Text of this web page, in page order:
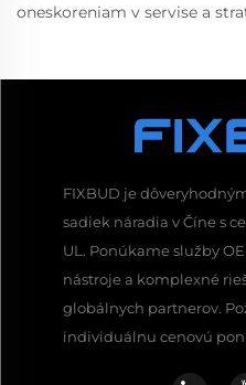
oneskoreniam v servise a
FIXBUD je
sadiek náradia v Číne s
UL. Ponúkame služby
nástroje a komplexné
globálnych partnerov.
individuálnu cenovú